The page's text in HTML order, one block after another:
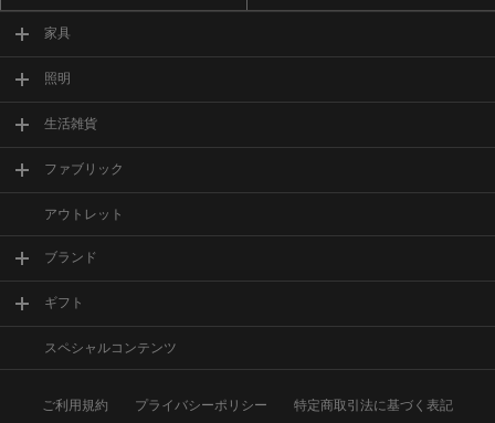
家具
照明
生活雑貨
ファブリック
アウトレット
ブランド
ギフト
スペシャルコンテンツ
ご利用規約 プライバシーポリシー 特定商取引法に基づく表記